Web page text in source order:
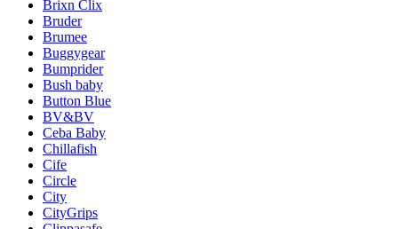
Brixn Clix
Bruder
Brumee
Buggygear
Bumprider
Bush baby
Button Blue
BV&BV
Ceba Baby
Chillafish
Cife
Circle
City
CityGrips